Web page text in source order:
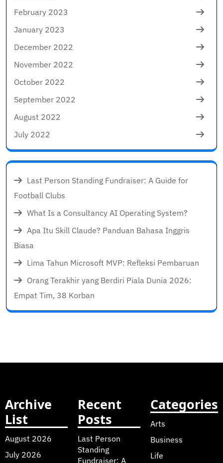
February 2023
January 2023
December 2022
November 2022
October 2022
September 2022
August 2022
July 2022
Last Person Standing Fundraiser: A Guide for
Football Clubs
What Is a Consultancy AI Operating System?
Apa Itu Skill Claude? Panduan Bahasa Inggris
Biasa
Lima Tahun Microsoft MVP: Refleksi Pembaruan
Orang Terakhir yang Berdiri Piala Dunia 2026:
Empat Tim, 38 Korban
Archive
List
August 2026
July 2026
Recent
Posts
Last Person
Standing
Fundraiser: A
Categories
Arts
Business
Life